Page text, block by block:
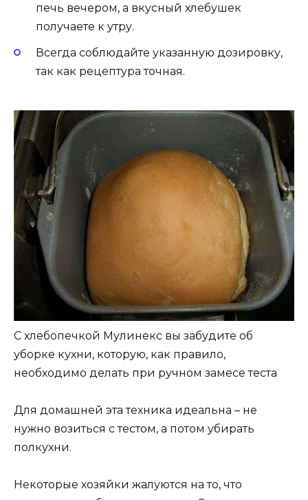
печь вечером, а вкусный хлебушек
получаете к утру.
Всегда соблюдайте указанную дозировку,
так как рецептура точная.
С хлебопечкой Мулинекс вы забудите об
уборке кухни, которую, как правило,
необходимо делать при ручном замесе теста
Для домашней эта техника идеальна – не
нужно возиться с тестом, а потом убирать
полкухни.
Некоторые хозяйки жалуются на то, что